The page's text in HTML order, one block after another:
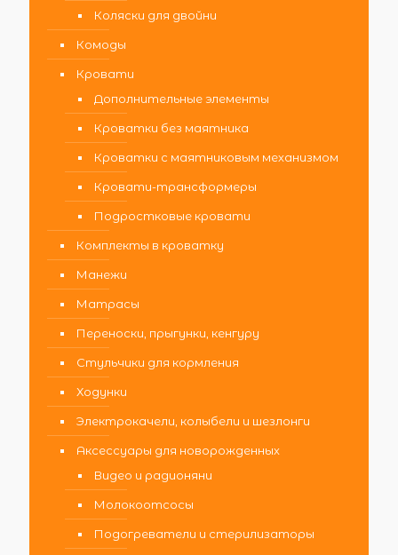
Коляски для двойни
Комоды
Кровати
Дополнительные элементы
Кроватки без маятника
Кроватки с маятниковым механизмом
Кровати-трансформеры
Подростковые кровати
Комплекты в кроватку
Манежи
Матрасы
Переноски, прыгунки, кенгуру
Стульчики для кормления
Ходунки
Электрокачели, колыбели и шезлонги
Аксессуары для новорожденных
Видео и радионяни
Молокоотсосы
Подогреватели и стерилизаторы